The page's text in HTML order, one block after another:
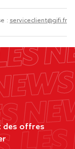
: serviceclient@gifi.fr
des offres